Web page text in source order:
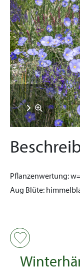
Pflanzenwertung:
Aug Blüte: